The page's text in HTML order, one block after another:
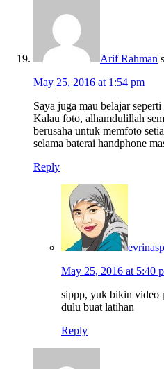
Arif Rahman
May 25, 2016 at 1:54 pm
Saya juga mau belajar
Kalau foto, alhamdulillah
berusaha untuk memfoto
selama baterai handphone
Reply
evrinasp
May 25, 2016 at 5:40
sippp, yuk bikin video
dulu buat latihan
Reply